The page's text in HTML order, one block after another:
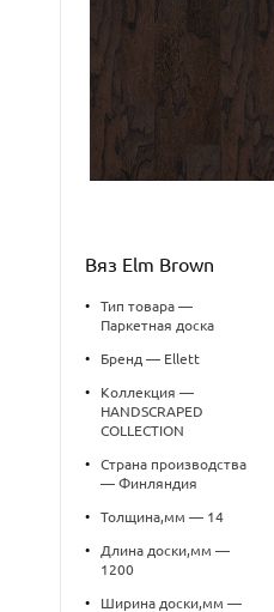
Вяз Elm Brown
•
Тип товара —
Паркетная доска
• Бренд — Ellett
•
Коллекция —
HANDSCRAPED
COLLECTION
•
Страна производства
— Финляндия
• Толщина,мм — 14
•
Длина доски,мм —
1200
•
Ширина доски,мм —